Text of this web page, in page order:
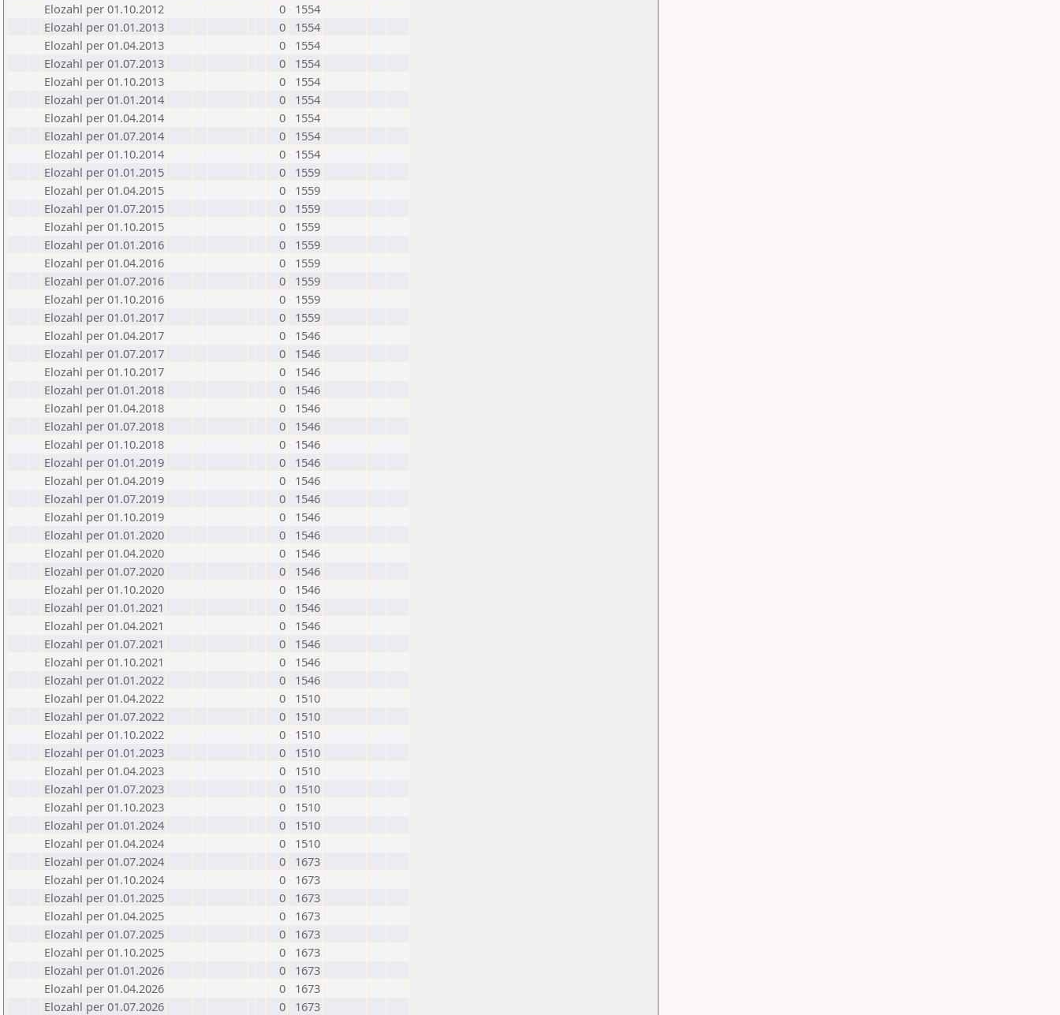
Elozahl per 01.10.2012
0
1554
Elozahl per 01.01.2013
0
1554
Elozahl per 01.04.2013
0
1554
Elozahl per 01.07.2013
0
1554
Elozahl per 01.10.2013
0
1554
Elozahl per 01.01.2014
0
1554
Elozahl per 01.04.2014
0
1554
Elozahl per 01.07.2014
0
1554
Elozahl per 01.10.2014
0
1554
Elozahl per 01.01.2015
0
1559
Elozahl per 01.04.2015
0
1559
Elozahl per 01.07.2015
0
1559
Elozahl per 01.10.2015
0
1559
Elozahl per 01.01.2016
0
1559
Elozahl per 01.04.2016
0
1559
Elozahl per 01.07.2016
0
1559
Elozahl per 01.10.2016
0
1559
Elozahl per 01.01.2017
0
1559
Elozahl per 01.04.2017
0
1546
Elozahl per 01.07.2017
0
1546
Elozahl per 01.10.2017
0
1546
Elozahl per 01.01.2018
0
1546
Elozahl per 01.04.2018
0
1546
Elozahl per 01.07.2018
0
1546
Elozahl per 01.10.2018
0
1546
Elozahl per 01.01.2019
0
1546
Elozahl per 01.04.2019
0
1546
Elozahl per 01.07.2019
0
1546
Elozahl per 01.10.2019
0
1546
Elozahl per 01.01.2020
0
1546
Elozahl per 01.04.2020
0
1546
Elozahl per 01.07.2020
0
1546
Elozahl per 01.10.2020
0
1546
Elozahl per 01.01.2021
0
1546
Elozahl per 01.04.2021
0
1546
Elozahl per 01.07.2021
0
1546
Elozahl per 01.10.2021
0
1546
Elozahl per 01.01.2022
0
1546
Elozahl per 01.04.2022
0
1510
Elozahl per 01.07.2022
0
1510
Elozahl per 01.10.2022
0
1510
Elozahl per 01.01.2023
0
1510
Elozahl per 01.04.2023
0
1510
Elozahl per 01.07.2023
0
1510
Elozahl per 01.10.2023
0
1510
Elozahl per 01.01.2024
0
1510
Elozahl per 01.04.2024
0
1510
Elozahl per 01.07.2024
0
1673
Elozahl per 01.10.2024
0
1673
Elozahl per 01.01.2025
0
1673
Elozahl per 01.04.2025
0
1673
Elozahl per 01.07.2025
0
1673
Elozahl per 01.10.2025
0
1673
Elozahl per 01.01.2026
0
1673
Elozahl per 01.04.2026
0
1673
Elozahl per 01.07.2026
0 1673